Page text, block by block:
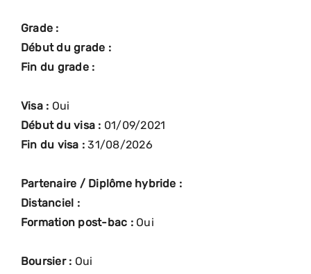
Grade :
Début du grade :
Fin du grade :
Visa : Oui
Début du visa : 01/09/2021
Fin du visa :31/08/2026
Partenaire / Diplôme hybride :
Distanciel :
Formation post-bac : Oui
Boursier : Oui